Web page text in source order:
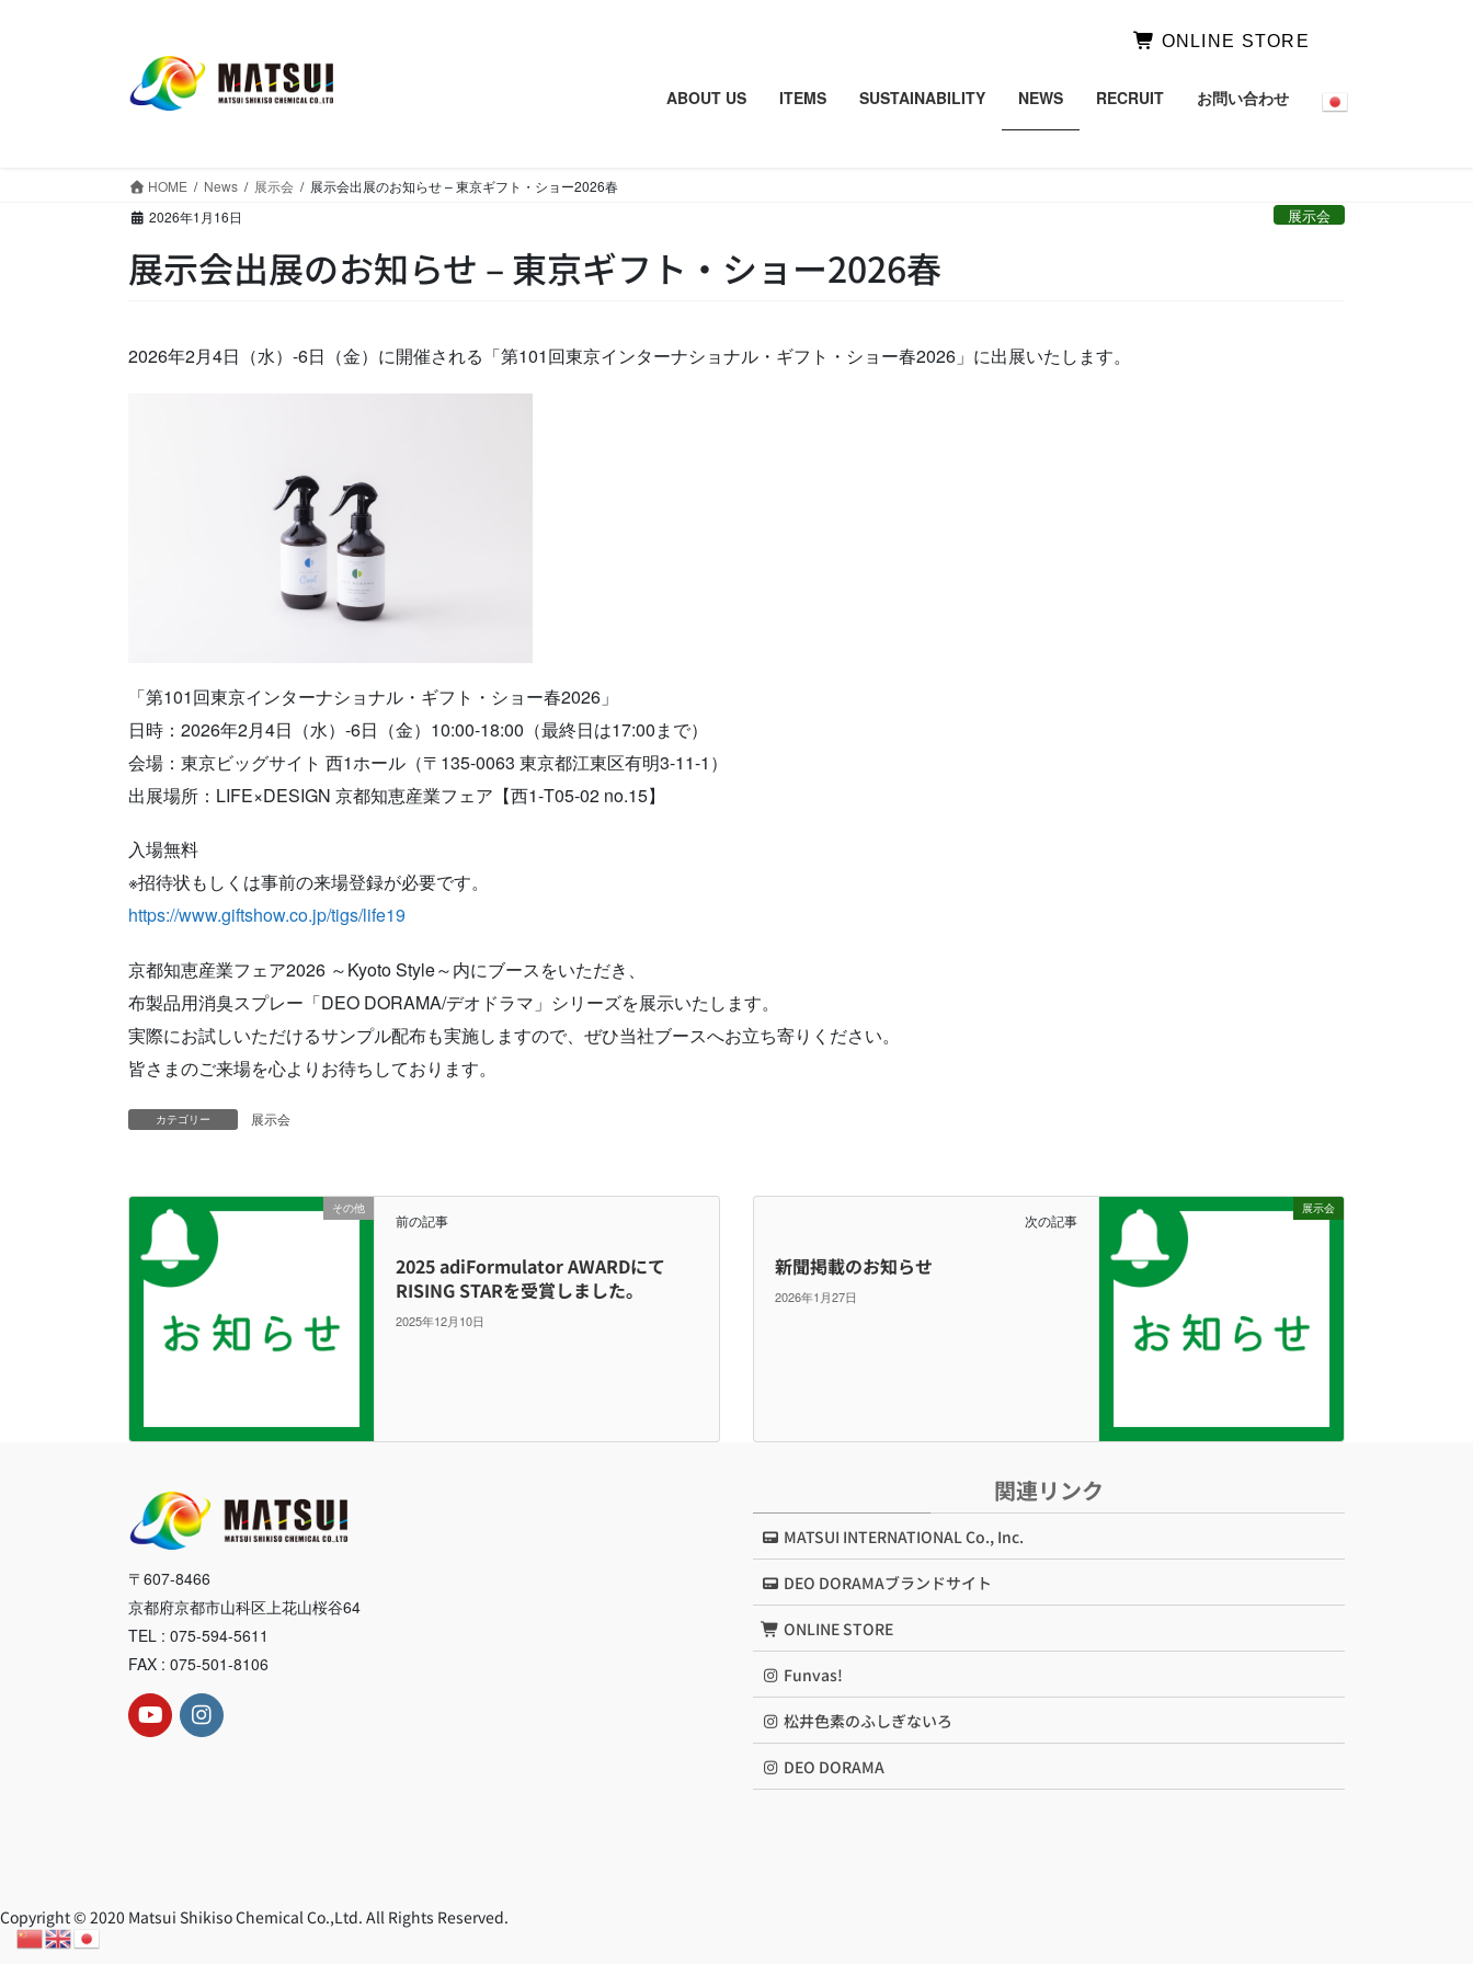
ONLINE STORE
ABOUT US ITEMS SUSTAINABILITY NEWS RECRUIT お問い合わせ
HOME News 展示会
展示会出展のお知らせ – 東京ギフト・ショー2026春
2026年1月16日
展示会
展示会出展のお知らせ – 東京ギフト・ショー2026春
2026年2月4日（水）-6日（金）に開催される「第101回東京インターナショナル・ギフト・ショー春2026」に出展いたします。
「第101回東京インターナショナル・ギフト・ショー春2026」
日時：2026年2月4日（水）-6日（金）10:00-18:00（最終日は17:00まで）
会場：東京ビッグサイト 西1ホール（〒135-0063 東京都江東区有明3-11-1）
出展場所：LIFE×DESIGN 京都知恵産業フェア【西1-T05-02 no.15】
入場無料
※招待状もしくは事前の来場登録が必要です。
https://www.giftshow.co.jp/tigs/life19
京都知恵産業フェア2026 ～Kyoto Style～内にブースをいただき、
布製品用消臭スプレー「DEO DORAMA/デオドラマ」シリーズを展示いたします。
実際にお試しいただけるサンプル配布も実施しますので、ぜひ当社ブースへお立ち寄りください。
皆さまのご来場を心よりお待ちしております。
カテゴリー 展示会
その他
前の記事
2025 adiFormulator AWARDにて
RISING STARを受賞しました。
2025年12月10日
展示会
次の記事
新聞掲載のお知らせ
2026年1月27日
〒607-8466
京都府京都市山科区上花山桜谷64
TEL : 075-594-5611
FAX : 075-501-8106
関連リンク
MATSUI INTERNATIONAL Co., Inc.
DEO DORAMAブランドサイト
ONLINE STORE
Funvas!
松井色素のふしぎないろ
DEO DORAMA
Copyright © 2020 Matsui Shikiso Chemical Co.,Ltd. All Rights Reserved.